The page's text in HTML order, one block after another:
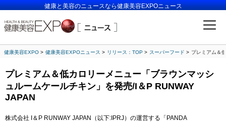
健康と美容のニュースなら健康美容EXPOニュース
健康美容EXPO 健康美容EXPOニュース リリース：TOP スーパーフード プレミアム＆
プレミアム＆低カロリーメニュー「ブラウンマッシ
ュルームケールチキン」を発売/I＆P RUNWAY
JAPAN
株式会社 I＆P RUNWAY JAPAN（以下:IPRJ）の運営する「PANDA